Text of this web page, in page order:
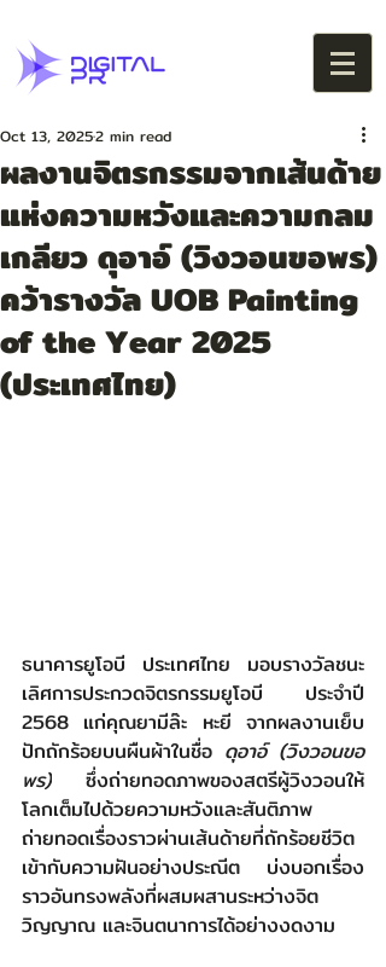
ผลงานจิตรกรรมจากเส้นด้าย
แห่งความหวังและความกลม
เกลียว ดุอาอ์ (วิงวอนขอพร)
คว้ารางวัล UOB Painting
of the Year 2025
(ประเทศไทย)
Oct 13, 20252 min read
ธนาคารยูโอบี ประเทศไทย มอบรางวัลชนะ
เลิศการประกวดจิตรกรรมยูโอบี ประจำปี
2568 แก่คุณยามีล๊ะ หะยี จากผลงานเย็บ
ปักถักร้อยบนผืนผ้าในชื่อ ดุอาอ์ (วิงวอนขอ
พร) ซึ่งถ่ายทอดภาพของสตรีผู้วิงวอนให้
โลกเต็มไปด้วยความหวังและสันติภาพ
ถ่ายทอดเรื่องราวผ่านเส้นด้ายที่ถักร้อยชีวิต
เข้ากับความฝันอย่างประณีต บ่งบอกเรื่อง
ราวอันทรงพลังที่ผสมผสานระหว่างจิต
วิญญาณ และจินตนาการได้อย่างงดงาม